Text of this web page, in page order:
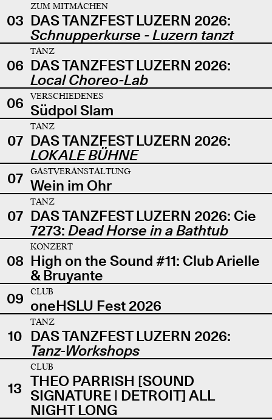
03
ZUM MITMACHEN
DAS TANZFEST LUZERN 2026:
Schnupperkurse - Luzern tanzt
06
TANZ
DAS TANZFEST LUZERN 2026:
Local Choreo-Lab
06
VERSCHIEDENES
Südpol Slam
07
TANZ
DAS TANZFEST LUZERN 2026:
LOKALE BÜHNE
07
GASTVERANSTALTUNG
Wein im Ohr
07
TANZ
DAS TANZFEST LUZERN 2026: Cie
7273: Dead Horse in a Bathtub
08
KONZERT
High on the Sound #11: Club Arielle
& Bruyante
09
CLUB
oneHSLU Fest 2026
10
TANZ
DAS TANZFEST LUZERN 2026:
Tanz-Workshops
13
CLUB
THEO PARRISH [SOUND
SIGNATURE | DETROIT] ALL
NIGHT LONG